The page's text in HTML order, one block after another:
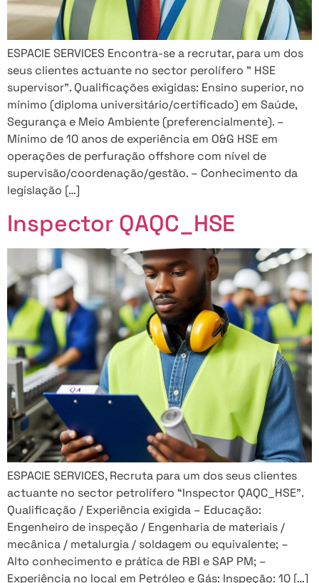
ESPACIE SERVICES Encontra-se a recrutar, para um dos
seus clientes actuante no sector perolífero ” HSE
supervisor”. Qualificações exigidas: Ensino superior, no
mínimo (diploma universitário/certificado) em Saúde,
Segurança e Meio Ambiente (preferencialmente). –
Mínimo de 10 anos de experiência em O&G HSE em
operações de perfuração offshore com nível de
supervisão/coordenação/gestão. – Conhecimento da
legislação […]
Inspector QAQC_HSE
ESPACIE SERVICES, Recruta para um dos seus clientes
actuante no sector petrolífero “Inspector QAQC_HSE”.
Qualificação / Experiência exigida – Educação:
Engenheiro de inspeção / Engenharia de materiais /
mecânica / metalurgia / soldagem ou equivalente; –
Alto conhecimento e prática de RBI e SAP PM; –
Experiência no local em Petróleo e Gás: Inspeção: 10 […]